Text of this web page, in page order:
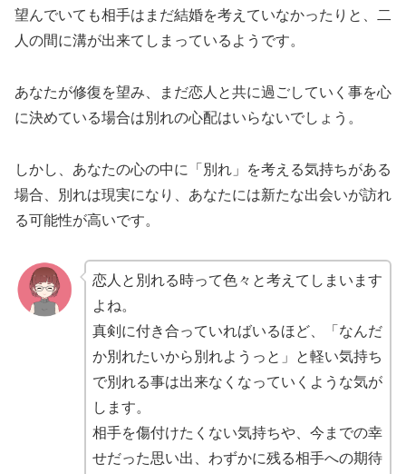
望んでいても相手はまだ結婚を考えていなかったりと、二
人の間に溝が出来てしまっているようです。
あなたが修復を望み、まだ恋人と共に過ごしていく事を心
に決めている場合は別れの心配はいらないでしょう。
しかし、あなたの心の中に「別れ」を考える気持ちがある
場合、別れは現実になり、あなたには新たな出会いが訪れ
る可能性が高いです。
恋人と別れる時って色々と考えてしまいます
よね。
真剣に付き合っていればいるほど、「なんだ
か別れたいから別れようっと」と軽い気持ち
で別れる事は出来なくなっていくような気が
します。
相手を傷付けたくない気持ちや、今までの幸
せだった思い出、わずかに残る相手への期待